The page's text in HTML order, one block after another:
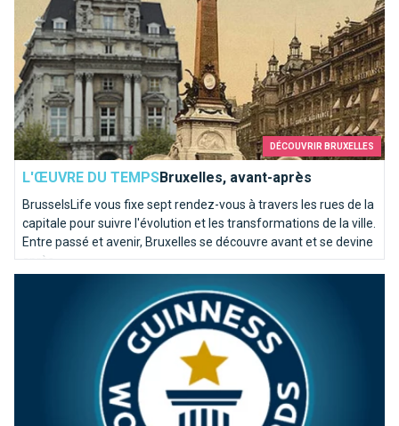
DÉCOUVRIR BRUXELLES
L'ŒUVRE DU TEMPSBruxelles, avant-après
BrusselsLife vous fixe sept rendez-vous à travers les rues de la
capitale pour suivre l'évolution et les transformations de la ville.
Entre passé et avenir, Bruxelles se découvre avant et se devine
après...
Top 15 des records du monde belges!